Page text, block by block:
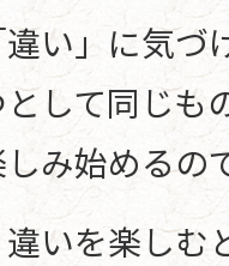
違い」に気
として同じも
み始めるの
いを楽しむ